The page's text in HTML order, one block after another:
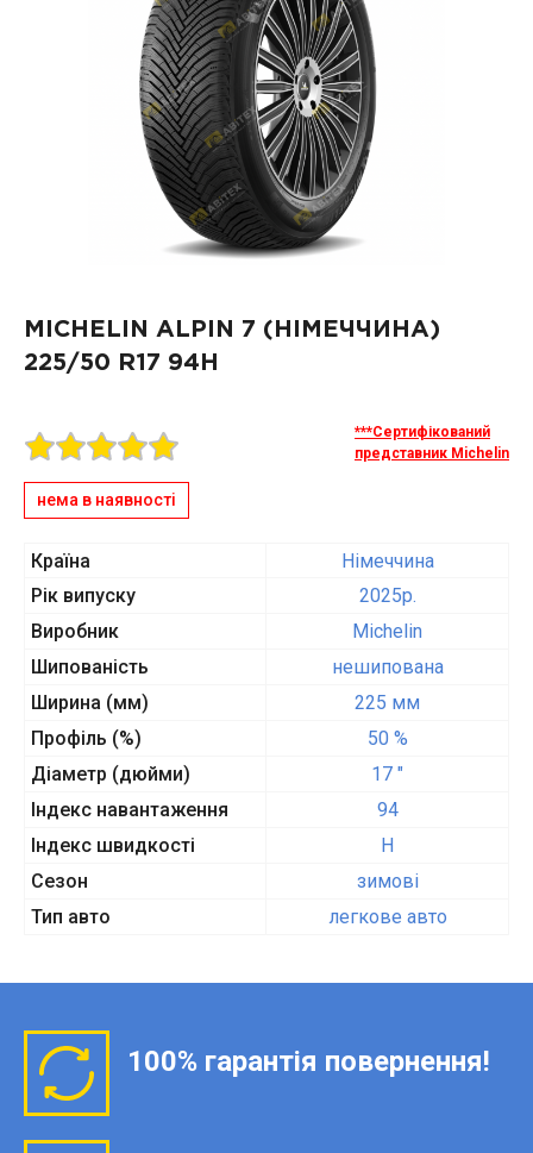
MICHELIN ALPIN 7 (НІМЕЧЧИНА)
225/50 R17 94H
***Сертифікований
представник Michelin
нема в наявності
Країна
Німеччина
Рік випуску
2025p.
Виробник
Michelin
Шипованість
нешипована
Ширина (мм)
225 мм
Профіль (%)
50 %
Діаметр (дюйми)
17 "
Індекс навантаження
94
Індекс швидкості
H
Сезон
зимові
Тип авто
легкове авто
100% гарантія повернення!